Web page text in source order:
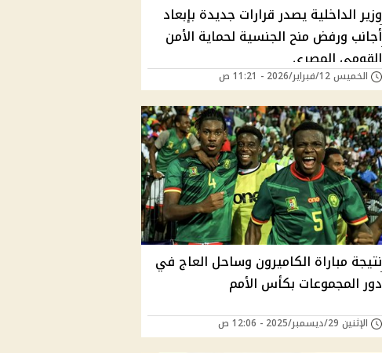
وزير الداخلية يصدر قرارات جديدة بإبعاد
أجانب ورفض منح الجنسية لحماية الأمن
القومي المصري
الخميس 12/فبراير/2026 - 11:21 ص
نتيجة مباراة الكاميرون وساحل العاج في
دور المجموعات بكأس الأمم
الإثنين 29/ديسمبر/2025 - 12:06 ص